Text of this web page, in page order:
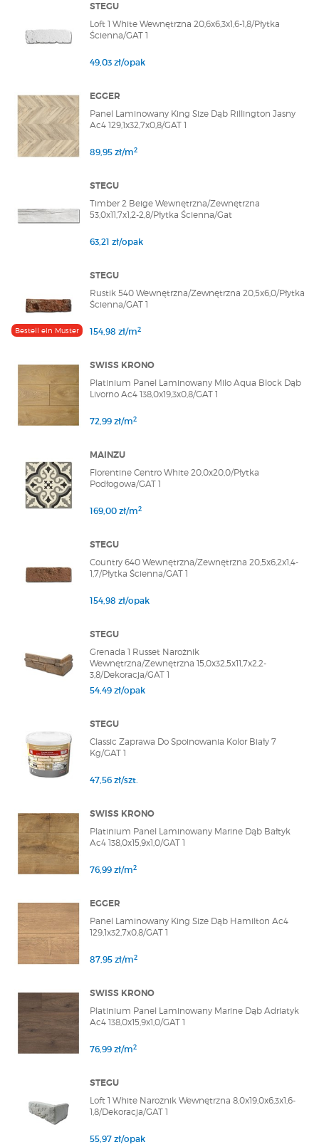
STEGU
Loft 1 White Wewnętrzna 20,6x6,3x1,6-1,8/Płytka
Ścienna/GAT 1
49,03 zł/opak
EGGER
Panel Laminowany King Size Dąb Rillington Jasny
Ac4 129,1x32,7x0,8/GAT 1
89,95 zł/m2
STEGU
Timber 2 Beige Wewnętrzna/Zewnętrzna
53,0x11,7x1,2-2,8/Płytka Ścienna/Gat
63,21 zł/opak
Bestell ein Muster
STEGU
Rustik 540 Wewnętrzna/Zewnętrzna 20,5x6,0/Płytka
Ścienna/GAT 1
154,98 zł/m2
SWISS KRONO
Platinium Panel Laminowany Milo Aqua Block Dąb
Livorno Ac4 138,0x19,3x0,8/GAT 1
72,99 zł/m2
MAINZU
Florentine Centro White 20,0x20,0/Płytka
Podłogowa/GAT 1
169,00 zł/m2
STEGU
Country 640 Wewnętrzna/Zewnętrzna 20,5x6,2x1,4-
1,7/Płytka Ścienna/GAT 1
154,98 zł/opak
STEGU
Grenada 1 Russet Narożnik
Wewnętrzna/Zewnętrzna 15,0x32,5x11,7x2,2-
3,8/Dekoracja/GAT 1
54,49 zł/opak
STEGU
Classic Zaprawa Do Spoinowania Kolor Biały 7
Kg/GAT 1
47,56 zł/szt.
SWISS KRONO
Platinium Panel Laminowany Marine Dąb Bałtyk
Ac4 138,0x15,9x1,0/GAT 1
76,99 zł/m2
EGGER
Panel Laminowany King Size Dąb Hamilton Ac4
129,1x32,7x0,8/GAT 1
87,95 zł/m2
SWISS KRONO
Platinium Panel Laminowany Marine Dąb Adriatyk
Ac4 138,0x15,9x1,0/GAT 1
76,99 zł/m2
STEGU
Loft 1 White Narożnik Wewnętrzna 8,0x19,0x6,3x1,6-
1,8/Dekoracja/GAT 1
55,97 zł/opak